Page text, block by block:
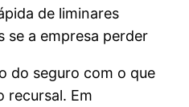
de liminares
se a empresa perder
do seguro com o que
recursal. Em